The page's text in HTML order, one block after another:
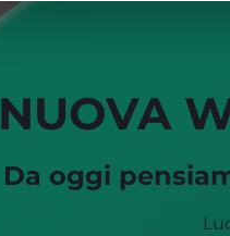
NUOVA
Da oggi